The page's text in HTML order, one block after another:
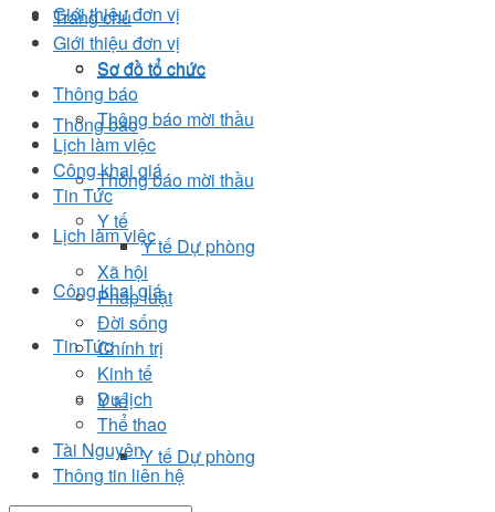
Giới thiệu đơn vị
Sơ đồ tổ chức
Thông báo
Thông báo mời thầu
Lịch làm việc
Công khai giá
Tin Tức
Y tế
Y tế Dự phòng
Trang chủ
Giới thiệu đơn vị
Sơ đồ tổ chức
Thông báo
Thông báo mời thầu
Lịch làm việc
Công khai giá
Tin Tức
Y tế
Y tế Dự phòng
Xã hội
Pháp luật
Đời sống
Chính trị
Kinh tế
Du lịch
Thể thao
Tài Nguyên
Thông tin liên hệ